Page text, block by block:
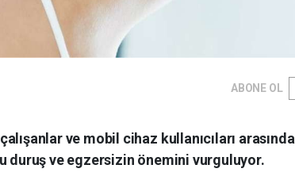
ABONE OL
ve mobil cihaz kullanıcıları arasında
duruş ve egzersizin önemini vurguluyor.